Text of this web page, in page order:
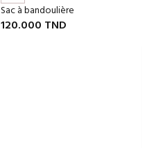
Sac à bandoulière
120.000 TND